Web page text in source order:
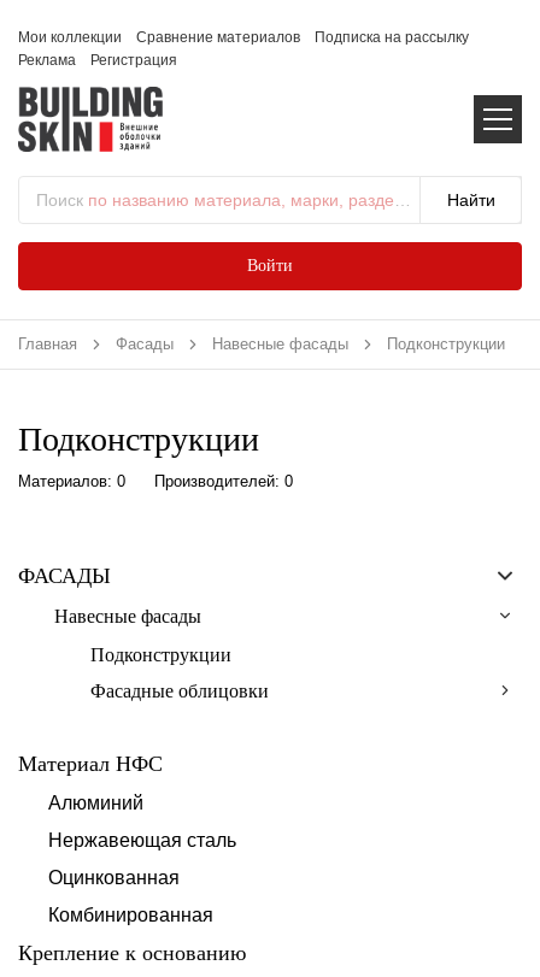
Мои коллекции Сравнение материалов
Подписка на рассылку
Реклама
Регистрация
Поиск по названию материала, марки, раздела...
Войти
Главная Фасады Навесные фасады Подконструкции
Подконструкции
Материалов: 0 Производителей: 0
ФАСАДЫ
Навесные фасады
Подконструкции
Фасадные облицовки
Материал НФС
Алюминий
Нержавеющая сталь
Оцинкованная
Комбинированная
Крепление к основанию